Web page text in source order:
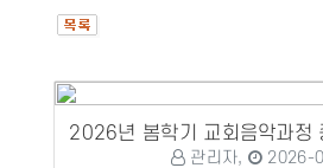
관리자, 2026-